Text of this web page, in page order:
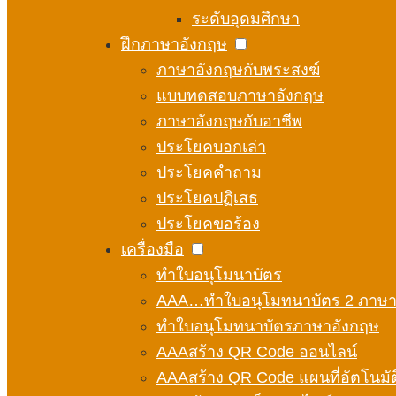
ระดับอุดมศึกษา
ฝึกภาษาอังกฤษ
ภาษาอังกฤษกับพระสงฆ์
แบบทดสอบภาษาอังกฤษ
ภาษาอังกฤษกับอาชีพ
ประโยคบอกเล่า
ประโยคคำถาม
ประโยคปฏิเสธ
ประโยคขอร้อง
เครื่องมือ
ทำใบอนุโมนาบัตร
AAA…ทำใบอนุโมทนาบัตร 2 ภาษา
ทำใบอนุโมทนาบัตรภาษาอังกฤษ
AAAสร้าง QR Code ออนไลน์
AAAสร้าง QR Code แผนที่อัตโนมั